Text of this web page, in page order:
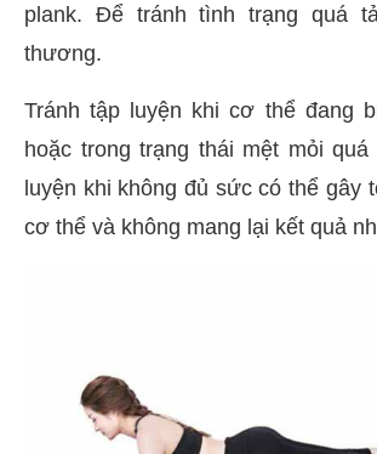
plank. Để tránh tình trạng quá
thương.
Tránh tập luyện khi cơ thể đang
hoặc trong trạng thái mệt mỏi
luyện khi không đủ sức có thể gây
cơ thể và không mang lại kết quả